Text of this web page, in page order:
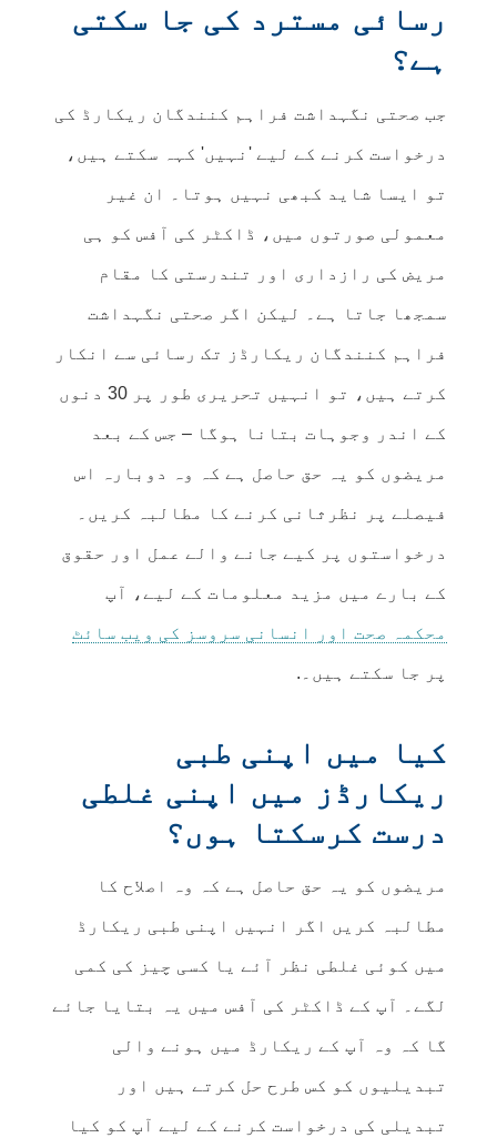
رسائی مسترد کی جا سکتی
ہے؟
جب صحتی نگہداشت فراہم کنندگان ریکارڈ کی
درخواست کرنے کے لیے 'نہیں' کہہ سکتے ہیں،
تو ایسا شاید کبھی نہیں ہوتا۔ ان غیر
معمولی صورتوں میں، ڈاکٹر کی آفس کو ہی
مریض کی رازداری اور تندرستی کا مقام
سمجھا جاتا ہے۔ لیکن اگر صحتی نگہداشت
فراہم کنندگان ریکارڈز تک رسائی سے انکار
کرتے ہیں، تو انہیں تحریری طور پر 30 دنوں
کے اندر وجوہات بتانا ہوگا – جس کے بعد
مریضوں کو یہ حق حاصل ہے کہ وہ دوبارہ اس
فیصلے پر نظرثانی کرنے کا مطالبہ کریں۔
درخواستوں پر کیے جانے والے عمل اور حقوق
کے بارے میں مزید معلومات کے لیے، آپ
محکمہ صحت اور انسانی سروسز کی ویب سائٹلنک
پر جا سکتے ہیں۔.
کیا میں اپنی طبی
ریکارڈز میں اپنی غلطی
درست کرسکتا ہوں؟
مریضوں کو یہ حق حاصل ہے کہ وہ اصلاح کا
مطالبہ کریں اگر انہیں اپنی طبی ریکارڈ
میں کوئی غلطی نظر آئے یا کسی چیز کی کمی
لگے۔ آپ کے ڈاکٹر کی آفس میں یہ بتایا جائے
گا کہ وہ آپ کے ریکارڈ میں ہونے والی
تبدیلیوں کو کس طرح حل کرتے ہیں اور
تبدیلی کی درخواست کرنے کے لیے آپ کو کیا